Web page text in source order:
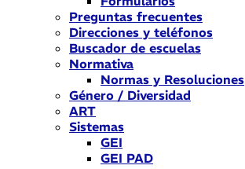
Preguntas frecuentes
Direcciones y teléfonos
Buscador de escuelas
Normativa
Normas y Resoluciones
Género / Diversidad
ART
Sistemas
GEI
GEI PAD